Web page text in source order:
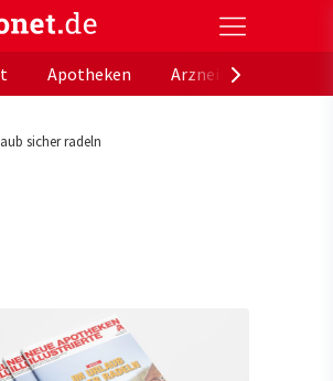
- Das offizielle Gesundheitsportal der
Apotheken
sicher radeln